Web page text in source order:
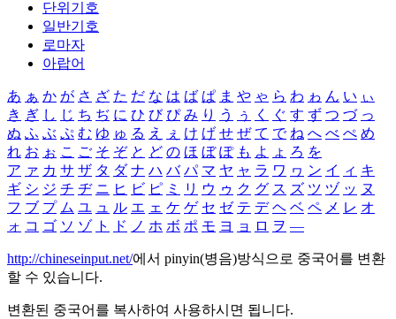
단위기호
일반기호
로마자
아랍어
あ ぁ か が さ ざ た だ な は ば ぱ ま や ゃ ら わ ゎ ん い ぃ
き ぎ し じ ち ぢ に ひ び ぴ み り う ぅ く ぐ す ず つ づ っ
ぬ ふ ぶ ぷ む ゆ ゅ る え ぇ け げ せ ぜ て で ね へ べ ぺ め
れ お ぉ こ ご そ ぞ と ど の ほ ぼ ぽ も よ ょ ろ を
ア ァ カ サ ザ タ ダ ナ ハ バ パ マ ヤ ャ ラ ワ ヮ ン イ ィ キ
ギ シ ジ チ ヂ ニ ヒ ビ ピ ミ リ ウ ゥ ク グ ス ズ ツ ヅ ッ ヌ
フ ブ プ ム ユ ュ ル エ ェ ケ ゲ セ ゼ テ デ ヘ ベ ペ メ レ オ
ォ コ ゴ ソ ゾ ト ド ノ ホ ボ ポ モ ヨ ョ ロ ヲ ―
http://chineseinput.net/에서 pinyin(병음)방식으로 중국어를 변환
할 수 있습니다.
변환된 중국어를 복사하여 사용하시면 됩니다.